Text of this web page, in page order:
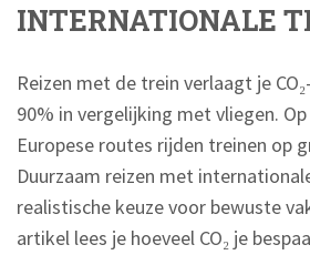
INTERNATIONALE
Reizen met de trein verlaagt je
90% in vergelijking met vliegen.
Europese routes rijden treinen op
Duurzaam reizen met
realistische keuze voor bewuste
artikel lees je hoeveel CO₂ je